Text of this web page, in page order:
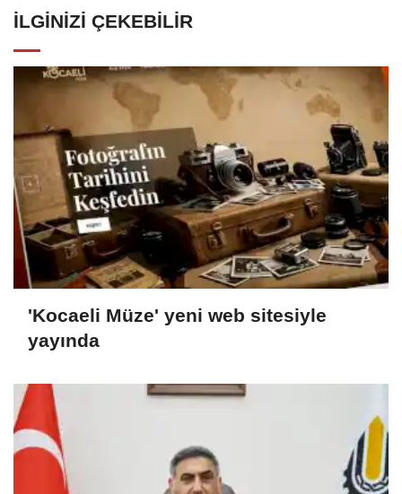
İLGINIZI ÇEKEBILIR
'Kocaeli Müze' yeni web sitesiyle
yayında